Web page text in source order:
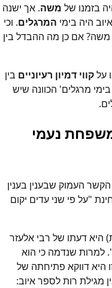
בזמנו של משה. אך ישנה
היה בימי המרגלים. וכי
אם כן מה ההבדל בין
עלקווי דמיון רעיוניים בין
מרגלים' הכוונה שיש
משפחת נעמי
העמוק שבענין בענין
"על פי שני עדים יקום
דעתו של רבי אלעזר
למרות שנדמה כי הוא
היא דווקא פתיחתה של
מגילת רות לספר איוב: